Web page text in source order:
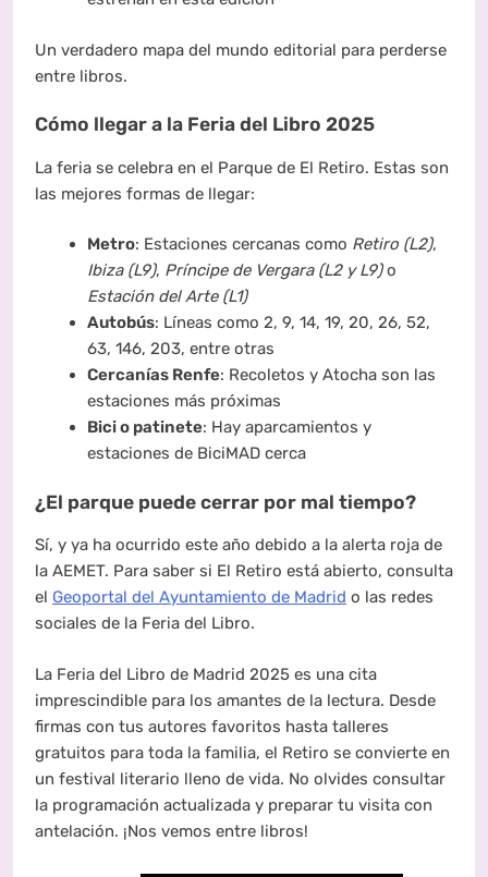
Un verdadero mapa del mundo editorial para perderse
entre libros.
Cómo llegar a la Feria del Libro 2025
La feria se celebra en el Parque de El Retiro. Estas son
las mejores formas de llegar:
Metro: Estaciones cercanas como Retiro (L2),
Ibiza (L9), Príncipe de Vergara (L2 y L9)o
Estación del Arte (L1)
Autobús: Líneas como 2, 9, 14, 19, 20, 26, 52,
63, 146, 203, entre otras
Cercanías Renfe: Recoletos y Atocha son las
estaciones más próximas
Bici o patinete: Hay aparcamientos y
estaciones de BiciMAD cerca
¿El parque puede cerrar por mal tiempo?
Sí, y ya ha ocurrido este año debido a la alerta roja de
la AEMET. Para saber si El Retiro está abierto, consulta
el Geoportal del Ayuntamiento de Madrid o las redes
sociales de la Feria del Libro.
La Feria del Libro de Madrid 2025 es una cita
imprescindible para los amantes de la lectura. Desde
firmas con tus autores favoritos hasta talleres
gratuitos para toda la familia, el Retiro se convierte en
un festival literario lleno de vida. No olvides consultar
la programación actualizada y preparar tu visita con
antelación. ¡Nos vemos entre libros!